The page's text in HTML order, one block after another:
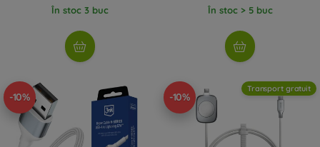
În stoc 3 buc În stoc > 5 buc
-10% -10%
Transport gratuit